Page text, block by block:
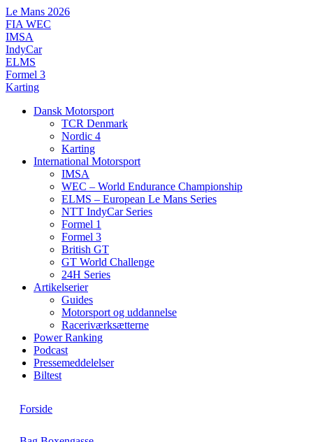
Videre
til
indhold
Le Mans 2026
FIA WEC
IMSA
IndyCar
ELMS
Formel 3
Karting
Dansk Motorsport
TCR Denmark
Nordic 4
Karting
International Motorsport
IMSA
WEC – World Endurance Championship
ELMS – European Le Mans Series
NTT IndyCar Series
Formel 1
Formel 3
British GT
GT World Challenge
24H Series
Artikelserier
Guides
Motorsport og uddannelse
Raceriværksætterne
Power Ranking
Podcast
Pressemeddelelser
Biltest
Forside